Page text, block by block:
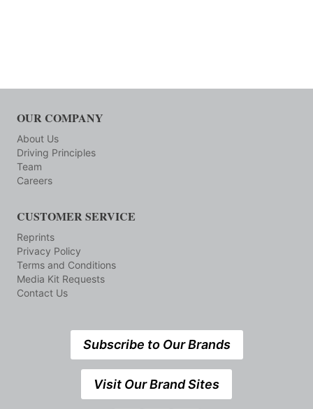
OUR COMPANY
About Us
Driving Principles
Team
Careers
CUSTOMER SERVICE
Reprints
Privacy Policy
Terms and Conditions
Media Kit Requests
Contact Us
Subscribe to Our Brands
Visit Our Brand Sites